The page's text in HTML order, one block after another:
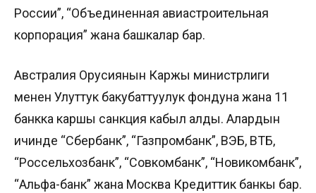
России”, “Объединенная авиастроительная
корпорация” жана башкалар бар.
Австралия Орусиянын Каржы министрлиги
менен Улуттук бакубаттуулук фондуна жана 11
банкка каршы санкция кабыл алды. Алардын
ичинде “Сбербанк”, “Газпромбанк”, ВЭБ, ВТБ,
“Россельхозбанк”, “Совкомбанк”, “Новикомбанк”,
“Альфа-банк” жана Москва Кредиттик банкы бар.